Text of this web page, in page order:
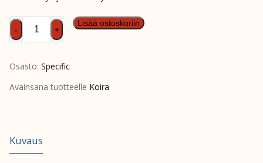
SPEC
CXW
määrä
- +
Lisää ostoskoriin
Osasto: Specific
Avainsana tuotteelle Koira
Kuvaus